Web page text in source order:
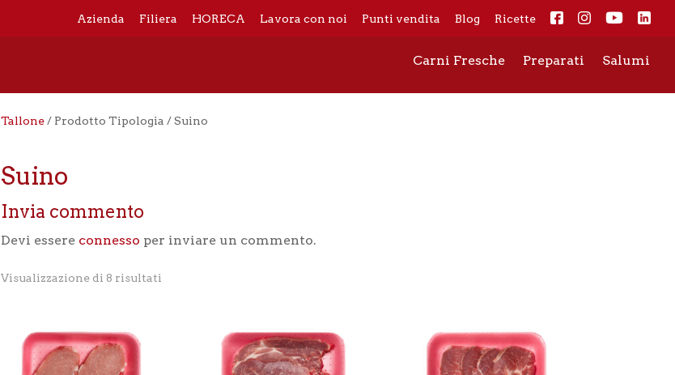
Carni Fresche Preparati Salumi
Azienda Filiera HORECA Lavora con noi Punti vendita Blog Ricette
Tallone/ Prodotto Tipologia / Suino
Suino
Invia commento
Devi essere connesso per inviare un commento.
Visualizzazione di 8 risultati